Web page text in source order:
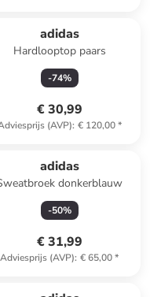
adidas
Hardlooptop paars
-74%
€ 30,99
(AVP): € 120,00*
adidas
donkerblauw
-50%
€ 31,99
Adviesprijs (AVP): € 65,00*